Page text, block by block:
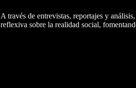
A través de entrevistas, reportajes y
reflexiva sobre la realidad social,